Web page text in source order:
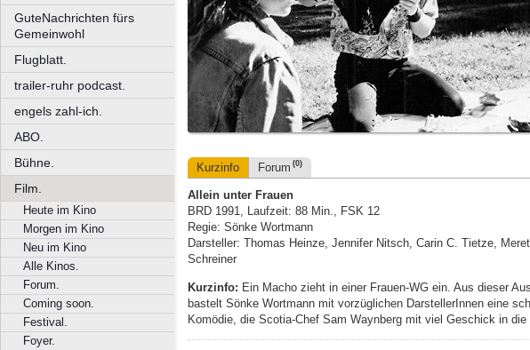
GuteNachrichten fürs
Gemeinwohl
Flugblatt.
trailer-ruhr podcast.
engels zahl-ich.
ABO.
Bühne.
Film.
Heute im Kino
Morgen im Kino
Neu im Kino
Alle Kinos.
Forum.
Coming soon.
Festival.
Foyer.
Kurzinfo Forum (0)
Allein unter Frauen
BRD 1991, Laufzeit: 88 Min., FSK 12
Regie: Sönke Wortmann
Darsteller: Thomas Heinze, Jennifer Nitsch, Carin C. Tietze,
Schreiner
Kurzinfo: Ein Macho zieht in einer Frauen-WG ein. Aus dieser
bastelt Sönke Wortmann mit vorzüglichen DarstellerInnen eine
Komödie, die Scotia-Chef Sam Waynberg mit viel Geschick in die